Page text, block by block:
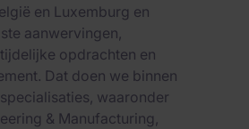
en Luxemburg en
aanwervingen,
opdrachten en
Dat doen we binnen
waaronder
& Manufacturing,